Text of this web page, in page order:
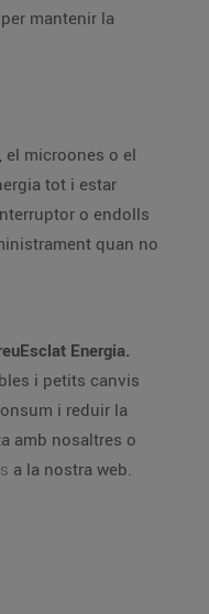
mantenir la
el microones o el
tot i estar
o endolls
quan no
Energia.
i petits canvis
i reduir la
amb nosaltres o
a la nostra web.